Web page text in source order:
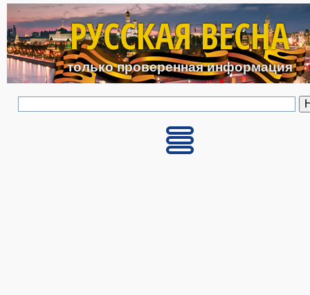
Перейти к основному
РУССКАЯ ВЕСНА
только проверенная информация